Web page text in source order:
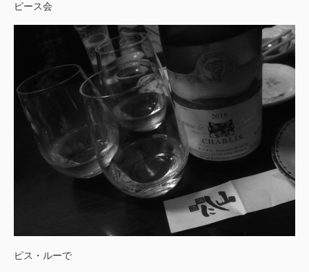
ピース会
ピス・ルーで